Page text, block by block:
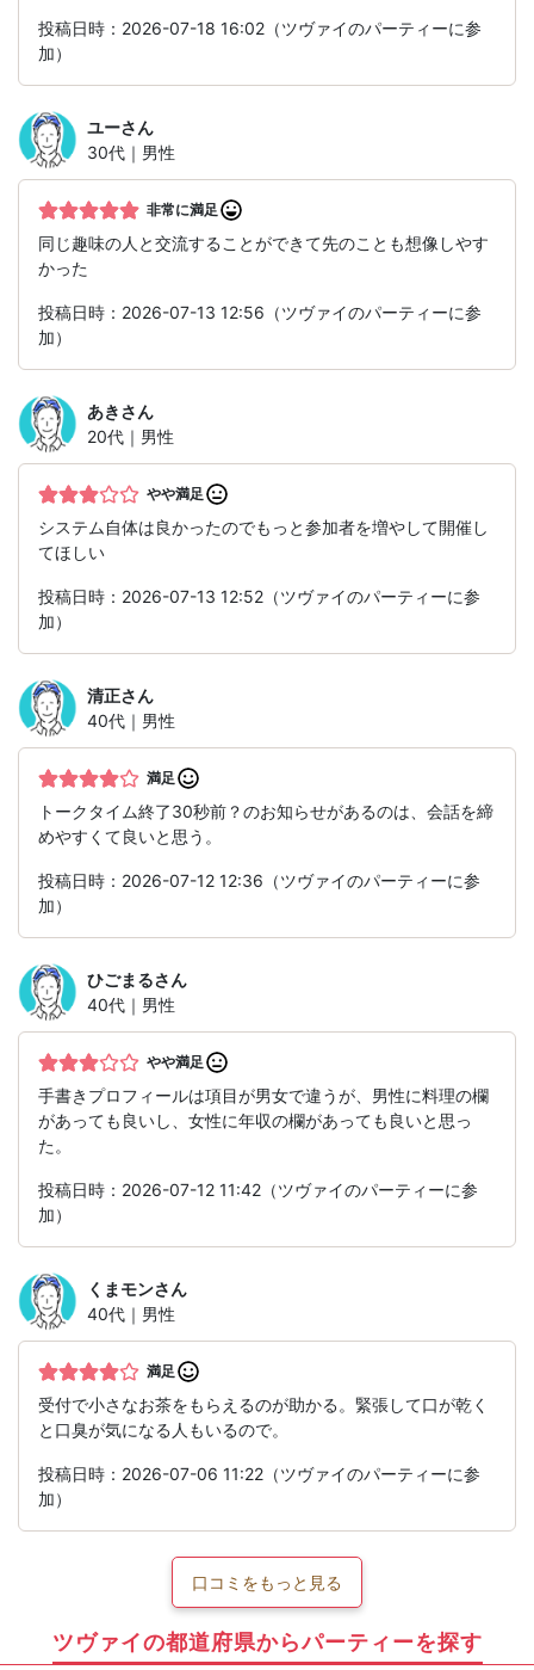
投稿日時：2026-07-18 16:02（ツヴァイのパーティーに参
加）
ユーさん
30代｜男性
非常に満足
同じ趣味の人と交流することができて先のことも想像しやす
かった
投稿日時：2026-07-13 12:56（ツヴァイのパーティーに参
加）
あきさん
20代｜男性
やや満足
システム自体は良かったのでもっと参加者を増やして開催し
てほしい
投稿日時：2026-07-13 12:52（ツヴァイのパーティーに参
加）
清正さん
40代｜男性
満足
トークタイム終了30秒前？のお知らせがあるのは、会話を締
めやすくて良いと思う。
投稿日時：2026-07-12 12:36（ツヴァイのパーティーに参
加）
ひごまるさん
40代｜男性
やや満足
手書きプロフィールは項目が男女で違うが、男性に料理の欄
があっても良いし、女性に年収の欄があっても良いと思っ
た。
投稿日時：2026-07-12 11:42（ツヴァイのパーティーに参
加）
くまモンさん
40代｜男性
満足
受付で小さなお茶をもらえるのが助かる。緊張して口が乾く
と口臭が気になる人もいるので。
投稿日時：2026-07-06 11:22（ツヴァイのパーティーに参
加）
口コミをもっと見る
ツヴァイの都道府県からパーティーを探す